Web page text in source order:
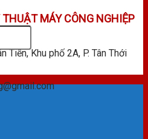
MÁY CÔNG NGHIỆP
Tiến, Khu phố 2A, P. Tân Thới